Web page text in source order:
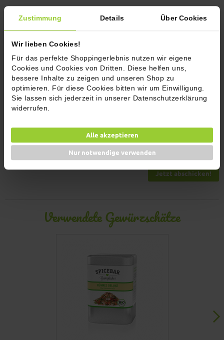
Zustimmung Details Über Cookies
Wir lieben Cookies!
Für das perfekte Shoppingerlebnis nutzen wir eigene
Cookies und Cookies von Dritten. Diese helfen uns,
bessere Inhalte zu zeigen und unseren Shop zu
optimieren. Für diese Cookies bitten wir um Einwilligung.
Sie lassen sich jederzeit in unserer Datenschutzerklärung
widerrufen.
Alle akzeptieren
Nur notwendige verwenden
Name
Jetzt abschicken!
Verwendete Gewürzschätze